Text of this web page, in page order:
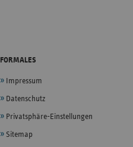
FORMALES
Impressum
Datenschutz
Privatsphäre-Einstellungen
Sitemap